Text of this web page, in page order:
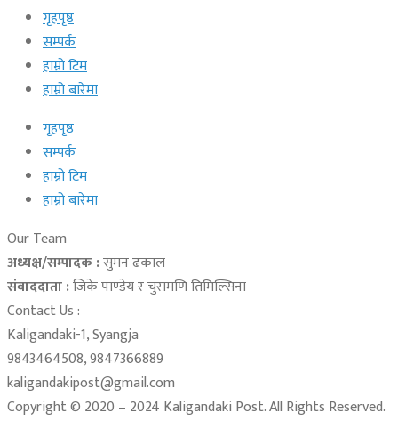
गृहपृष्ठ
सम्पर्क
हाम्रो टिम
हाम्रो बारेमा
गृहपृष्ठ
सम्पर्क
हाम्रो टिम
हाम्रो बारेमा
Our Team
अध्यक्ष/सम्पादक :सुमन ढकाल
संवाददाता :जिके पाण्डेय र चुरामणि तिमिल्सिना
Contact Us :
Kaligandaki-1, Syangja
9843464508, 9847366889
kaligandakipost@gmail.com
Copyright © 2020 – 2024 Kaligandaki Post. All Rights Reserved.